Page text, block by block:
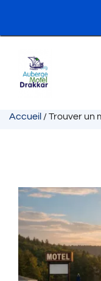
Accueil /Trouver un
View
Larger
Image